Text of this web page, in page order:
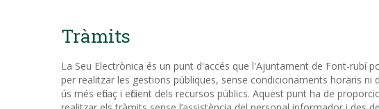
Tràmits
La Seu Electrònica és un punt d'accés que l'Ajuntament de Font-rubí
per realitzar les gestions públiques, sense condicionaments horaris
ús més eficaç i eficient dels recursos públics. Aquest punt ha de